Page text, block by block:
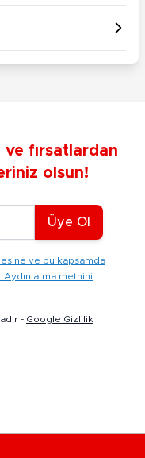
fırsatlardan
olsun!
Adresiniz
Üye Ol
ve bu kapsamda
metnini
- Google Gizlilik